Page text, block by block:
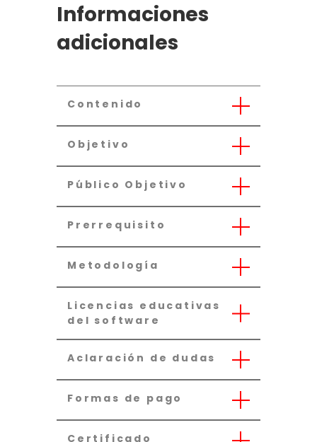
Informaciones
adicionales
Contenido
Objetivo
Público Objetivo
Prerrequisito
Metodología
Licencias educativas
del software
Aclaración de dudas
Formas de pago
Certificado